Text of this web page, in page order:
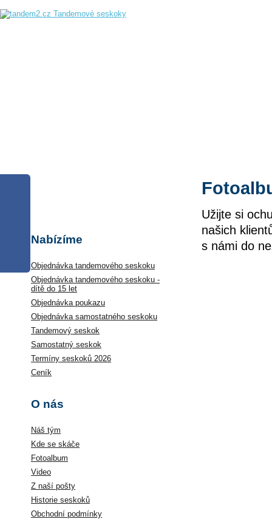
Užijte si
našich
s námi do
Nabízíme
Objednávka tandemového seskoku
Objednávka tandemového seskoku -
dítě do 15 let
Objednávka poukazu
Objednávka samostatného seskoku
Tandemový seskok
Samostatný seskok
Termíny seskoků 2026
Ceník
O nás
Náš tým
Kde se skáče
Fotoalbum
Video
Z naší pošty
Historie seskoků
Obchodní podmínky